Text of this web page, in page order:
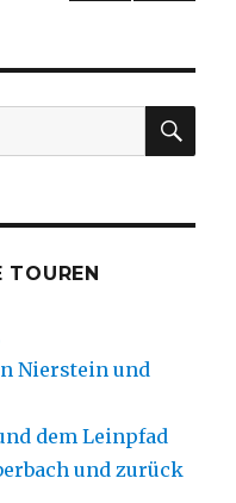
E
TOUREN
Nierstein und
dem Leinpfad
und zurück